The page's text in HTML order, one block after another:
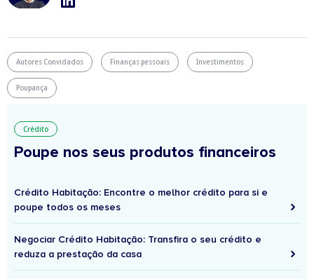
Autores Convidados Finanças pessoais Investimentos
Poupança
Crédito
Poupe nos seus produtos financeiros
Crédito Habitação: Encontre o melhor crédito para si e
poupe todos os meses
Negociar Crédito Habitação: Transfira o seu crédito e
reduza a prestação da casa